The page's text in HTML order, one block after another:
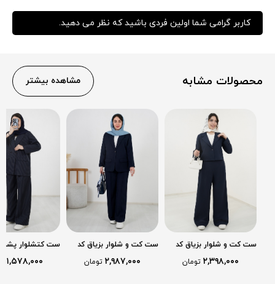
کاربر گرامی شما اولین فردی باشید که نظر می دهید.
محصولات مشابه مشاهده بیشتر
ست کت و شلوار بزیاق کد
۲,۳۹۸,۰۰۰ تومان
ست کت و شلوار بزیاق کد
۲,۹۸۷,۰۰۰ تومان
ست کتشلوار پشت
۱,۵۷۸,۰۰۰